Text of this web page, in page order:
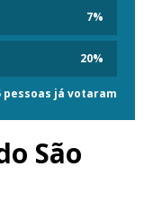
7%
20%
pessoas já votaram
São